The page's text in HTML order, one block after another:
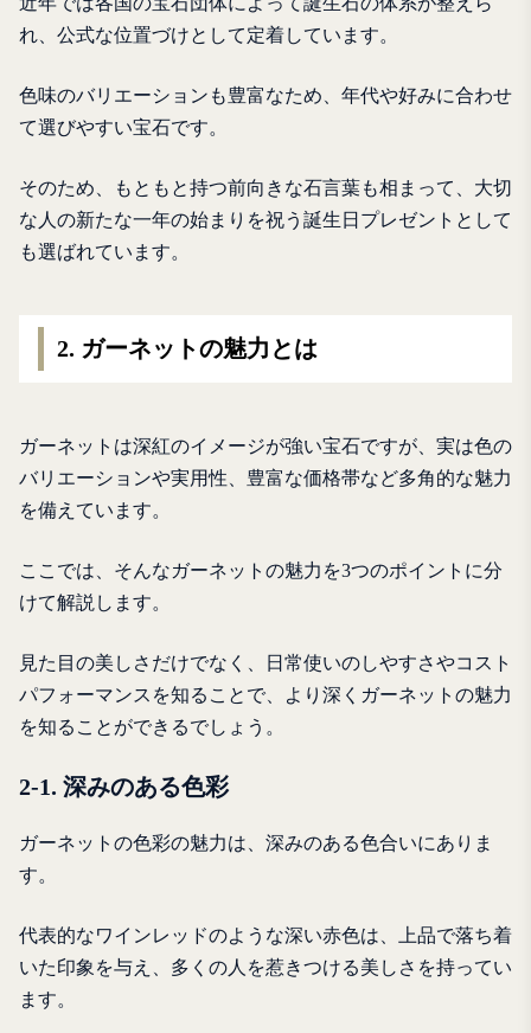
れ、公式な位置づけとして定着しています。
色味のバリエーションも豊富なため、年代や好みに合わせ
て選びやすい宝石です。
そのため、もともと持つ前向きな石言葉も相まって、大切
な人の新たな一年の始まりを祝う誕生日プレゼントとして
も選ばれています。
2. ガーネットの魅力とは
ガーネットは深紅のイメージが強い宝石ですが、実は色の
バリエーションや実用性、豊富な価格帯など多角的な魅力
を備えています。
ここでは、そんなガーネットの魅力を3つのポイントに分
けて解説します。
見た目の美しさだけでなく、日常使いのしやすさやコスト
パフォーマンスを知ることで、より深くガーネットの魅力
を知ることができるでしょう。
2-1. 深みのある色彩
ガーネットの色彩の魅力は、深みのある色合いにありま
す。
代表的なワインレッドのような深い赤色は、上品で落ち着
いた印象を与え、多くの人を惹きつける美しさを持ってい
ます。